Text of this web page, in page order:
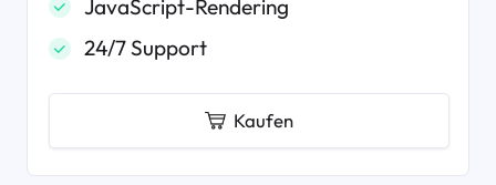
JavaScript-Rendering
24/7 Support
Kaufen